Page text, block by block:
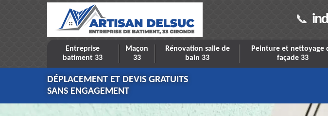
Entreprise
batiment 33
Maçon
33
Rénovation salle de
bain 33
Peinture et nettoyage
façade 33
DÉPLACEMENT ET DEVIS GRATUITS
SANS ENGAGEMENT